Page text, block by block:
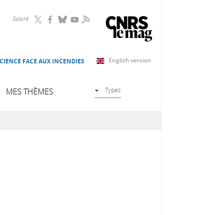
Suivre RSS
English version
FACE AUX INCENDIES
MES THÈMES Types